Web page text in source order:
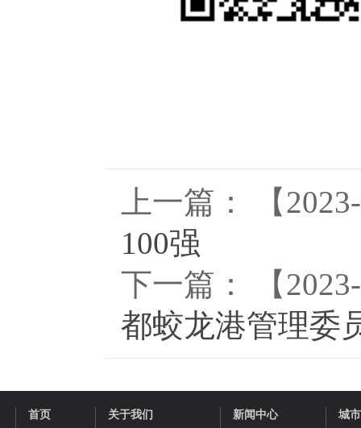
上一篇： 【
100强
下一篇： 【
都蛟龙港管理委
首页 关于我们 新闻中心 城